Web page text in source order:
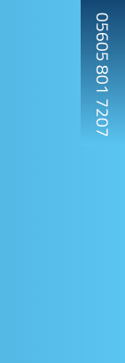
05605 801 7207